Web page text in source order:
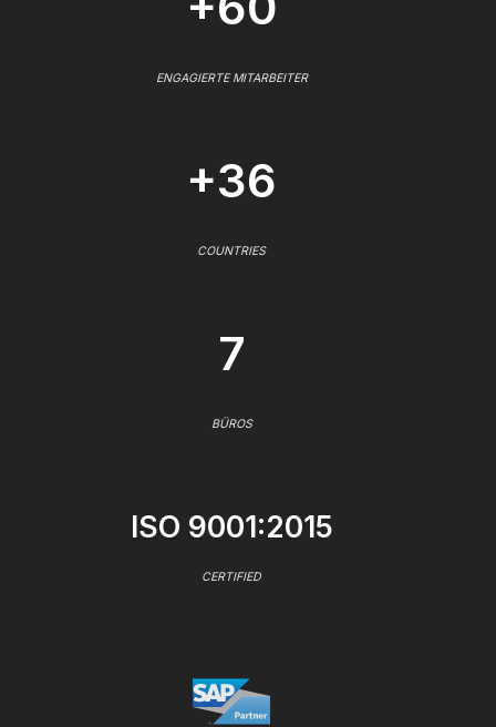
ENGAGIERTE MITARBEITER
+36
COUNTRIES
7
BÜROS
ISO 9001:2015
CERTIFIED